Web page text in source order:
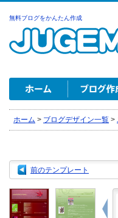
無料ブログをかんたん作成
ホーム > ブログデザイン一覧 >
前のテンプレート